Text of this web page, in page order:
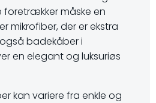
foretrækker måske en
mikrofiber, der er ekstra
badekåber i
en elegant og luksuriøs
kan variere fra enkle og